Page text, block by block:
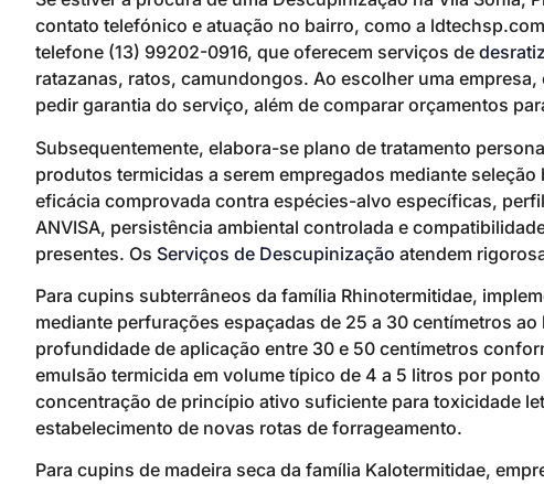
contato telefónico e atuação no bairro, como a
telefone (13) 99202-0916, que oferecem serviços de
ratazanas, ratos, camundongos. Ao escolher uma
pedir garantia do serviço, além de comparar orçamentos
Subsequentemente, elabora-se plano de tratamento
produtos termicidas a serem empregados mediante
eficácia comprovada contra espécies-alvo específicas,
ANVISA, persistência ambiental controlada e
presentes. Os Serviços de Descupinização atendem
Para cupins subterrâneos da família Rhinotermitidae,
mediante perfurações espaçadas de 25 a 30 centímetros
profundidade de aplicação entre 30 e 50 centímetros
emulsão termicida em volume típico de 4 a 5 litros por
concentração de princípio ativo suficiente para toxicidade
estabelecimento de novas rotas de forrageamento.
Para cupins de madeira seca da família Kalotermitidae,